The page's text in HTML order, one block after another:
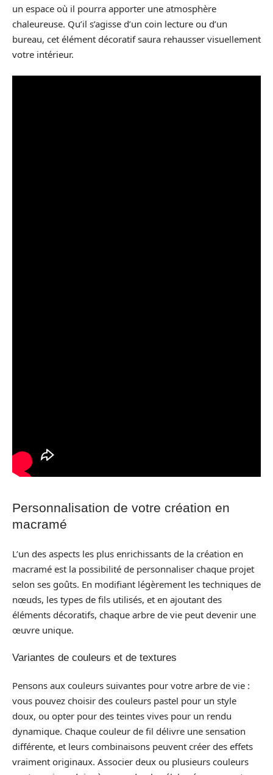
un espace où il pourra apporter une atmosphère
chaleureuse. Qu’il s’agisse d’un coin lecture ou d’un
bureau, cet élément décoratif saura rehausser visuellement
votre intérieur.
Personnalisation de votre création en
macramé
L’un des aspects les plus enrichissants de la création en
macramé est la possibilité de personnaliser chaque projet
selon ses goûts. En modifiant légèrement les techniques de
nœuds, les types de fils utilisés, et en ajoutant des
éléments décoratifs, chaque arbre de vie peut devenir une
œuvre unique.
Variantes de couleurs et de textures
Pensons aux couleurs suivantes pour votre arbre de vie :
vous pouvez choisir des couleurs pastel pour un style
doux, ou opter pour des teintes vives pour un rendu
dynamique. Chaque couleur de fil délivre une sensation
différente, et leurs combinaisons peuvent créer des effets
vraiment originaux. Associer deux ou plusieurs couleurs